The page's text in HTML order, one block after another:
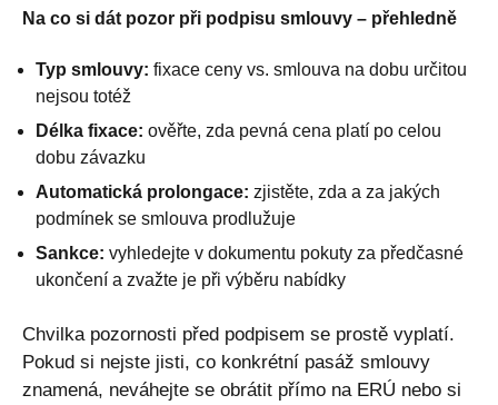
Na co si dát pozor při podpisu smlouvy – přehledně
Typ smlouvy: fixace ceny vs. smlouva na dobu určitou
nejsou totéž
Délka fixace: ověřte, zda pevná cena platí po celou
dobu závazku
Automatická prolongace: zjistěte, zda a za jakých
podmínek se smlouva prodlužuje
Sankce: vyhledejte v dokumentu pokuty za předčasné
ukončení a zvažte je při výběru nabídky
Chvilka pozornosti před podpisem se prostě vyplatí.
Pokud si nejste jisti, co konkrétní pasáž smlouvy
znamená, neváhejte se obrátit přímo na ERÚ nebo si